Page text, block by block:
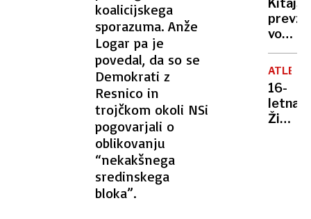
koalicijskega
sporazuma. Anže
Logar pa je
povedal, da so se
Demokrati z
Resnico in
trojčkom okoli NSi
pogovarjali o
oblikovanju
“nekakšnega
sredinskega
bloka”.
v
droni
udarili
po
Rusiji
vodilno
vlogo
tudi
pri
zdravil:
»Leta
16-
letna
Živa